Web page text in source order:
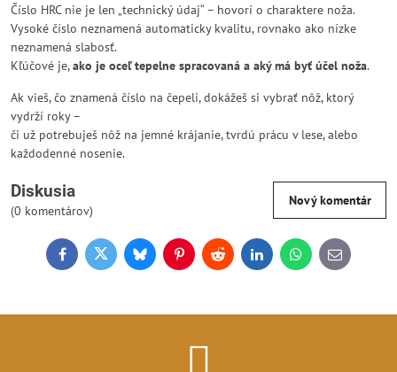
Číslo HRC nie je len „technický údaj“ – hovorí o charaktere noža.
Vysoké číslo neznamená automaticky kvalitu, rovnako ako nízke
neznamená slabosť.
Kľúčové je,ako je oceľ tepelne spracovaná a aký má byť účel noža.
Ak vieš, čo znamená číslo na čepeli, dokážeš si vybrať nôž, ktorý
vydrží roky –
či už potrebuješ nôž na jemné krájanie, tvrdú prácu v lese, alebo
každodenné nosenie.
Diskusia
(0 komentárov)
Nový komentár
FacebookTwitterBlueskyPinterestReddit LinkedInWhatsApp
E-
mail